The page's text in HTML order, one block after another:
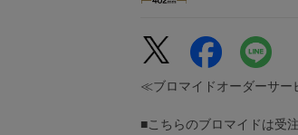
≪ブロマイドオーダーサ
■こちらのブロマイドは受